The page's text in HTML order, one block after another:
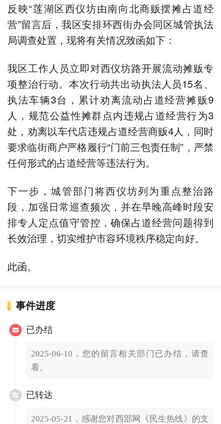
反映“莲湖区西仪坊由南向北商贩摆摊占道经
营”留言后，我区安排环西街办会同区城管执法
局调查处置，现将有关情况致函如下：
我区工作人员立即对西仪坊路开展流动摊贩专
项整治行动。本次行动共出动执法人员15名、
执法车辆3台，累计劝离流动占道经营摊贩9
人，规范公益性摊群点内违规占道经营行为3
处，劝离以车代店违规占道经营商贩4人，同时
要求临街商户严格履行“门前三包责任制”，严禁
任何形式的占道经营等违法行为。
下一步，城管部门将西仪坊列为重点整治路
段，加强日常巡查频次，并在早晚高峰时段安
排专人定点值守管控，确保占道经营问题得到
长效治理，切实维护市容环境秩序稳定向好。
此函。
事件进度
已办结
2025-06-10，您的留言相关部门已办结，请查
看。
已转达
2025-05-21，感谢您对西部网《民生热线》的支